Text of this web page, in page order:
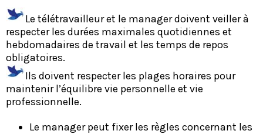
Le télétravailleur et le manager doivent veiller à
respecter les durées maximales quotidiennes et
hebdomadaires de travail et les temps de repos
obligatoires.
Ils doivent respecter les plages horaires pour
maintenir l’équilibre vie personnelle et vie
professionnelle.
Le manager peut fixer les règles concernant les